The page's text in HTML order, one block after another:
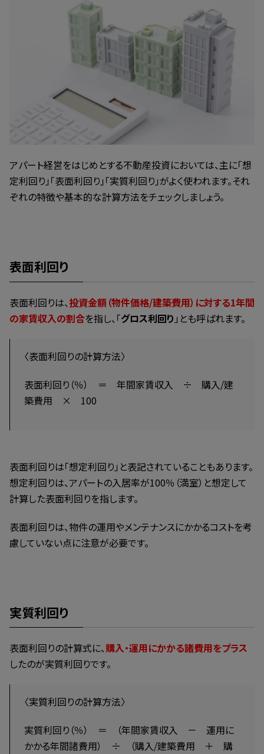
アパート経営をはじめとする不動産投資においては、主に「想
定利回り」「表面利回り」「実質利回り」がよく使われます。それ
ぞれの特徴や基本的な計算方法をチェックしましょう。
表面利回り
表面利回りは、 投資金額（物件価格/建築費用）に対する1年間
の家賃収入の割合を指し、「グロス利回り 」とも呼ばれます。
〈表面利回りの計算方法〉
表面利回り（％） ＝ 年間家賃収入 ÷ 購入/建
築費用 × 100
表面利回りは「想定利回り」と表記されていることもあります。
想定利回りは、アパートの入居率が100％（満室）と想定して
計算した表面利回りを指します。
表面利回りは、物件の運用やメンテナンスにかかるコストを考
慮していない点に注意が必要です。
実質利回り
表面利回りの計算式に、購入・運用にかかる諸費用をプラス
したのが実質利回りです。
〈実質利回りの計算方法〉
実質利回り（％） ＝ （年間家賃収入 － 運用に
かかる年間諸費用） ÷ （購入/建築費用 ＋ 購